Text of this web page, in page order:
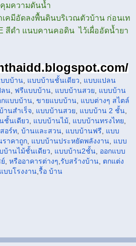
มความดันน้ำ
คมีอัดลงพื้นดินบริเวณตัวบ้าน ก่อนเท
สีดำ แนบคานคอดิน ไว้เผื่ออัดน้ำยา
บบบ้าน แบบบ้านชั้นเดียว
แบบแปลน
ลน ฟรีแบบบ้าน แบบบ้านสวย
แบบบ้าน
กแบบบ้าน ขายแบบบ้าน แบบต่างๆ สไตล์
านสำเร็จ แบบบ้านสวย แบบบ้าน 2 ชั้น
ชั้นเดียว แบบบ้านไม้ แบบบ้านทรงไทย
อร์ท บ้านและสวน แบบบ้านฟรี
แบบ
าคาถูก แบบบ้านประหยัดพลังงาน แบบ
บ้านไม้ชั้นเดียว แบบบ้าน2ชั้น ออกแบบ
หรืออาคารต่างๆ รับสร้างบ้าน ตกแต่ง
บบโรงงาน รื้อ บ้าน